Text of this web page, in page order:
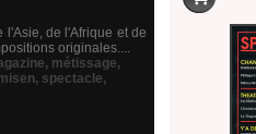
l'Asie, de l'Afrique et de
originales....
, métissage,
, spectacle,